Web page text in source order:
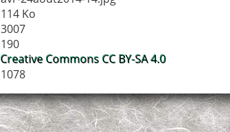
114 Ko
3007
190
Creative Commons CC BY-SA 4.0
1078